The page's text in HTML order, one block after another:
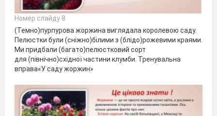
Номер слайду 8
(Темно)пурпурова жоржина виглядала королевою саду.
Пелюстки були (сніжно)білими з (блідо)рожевими краями.
Ми придбали (багато)пелюстковий сорт
для (північно)східної частини клумби. Тренувальна
вправа«У саду жоржин»